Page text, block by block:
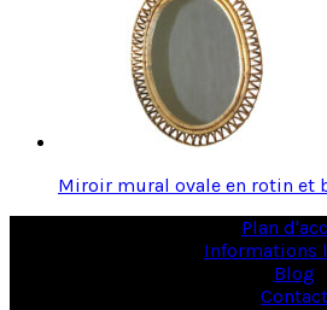
Miroir mural ovale en rotin et
Plan
Informations
Blog
Contact